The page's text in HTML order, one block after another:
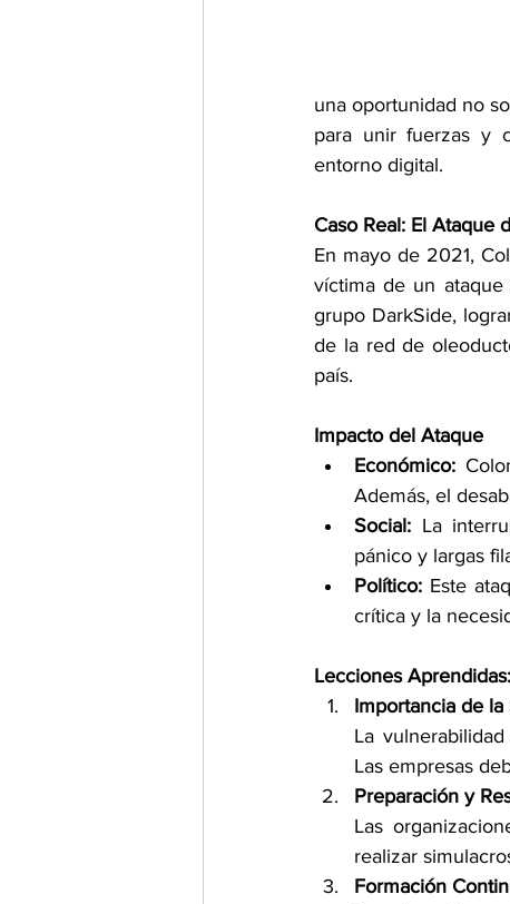
una oportunidad no
para unir fuerzas y
entorno digital.
Caso Real: El Ataque
En mayo de 2021,
víctima de un ataque
grupo DarkSide,
de la red de
país.
Impacto del Ataque
Económico:
Además, el
Social: La
pánico y largas
Político: Este
crítica y la
Lecciones Aprendidas:
Importancia de
La
Las empresas
Preparación y
Las
realizar
Formación